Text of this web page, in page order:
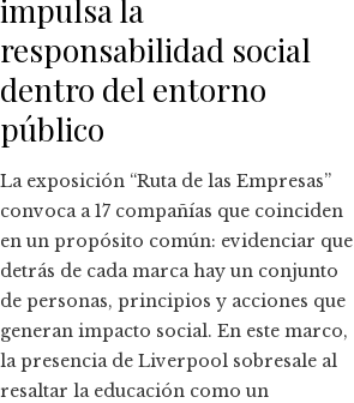
impulsa la
responsabilidad social
dentro del entorno
público
La exposición “Ruta de las Empresas”
convoca a 17 compañías que coinciden
en un propósito común: evidenciar que
detrás de cada marca hay un conjunto
de personas, principios y acciones que
generan impacto social. En este marco,
la presencia de Liverpool sobresale al
resaltar la educación como un